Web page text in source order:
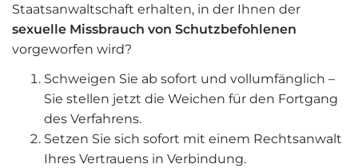
Staatsanwaltschaft erhalten, in der Ihnen der
sexuelle Missbrauch von Schutzbefohlenen
vorgeworfen wird?
Schweigen Sie ab sofort und vollumfänglich –
Sie stellen jetzt die Weichen für den Fortgang
des Verfahrens.
Setzen Sie sich sofort mit einem Rechtsanwalt
Ihres Vertrauens in Verbindung.